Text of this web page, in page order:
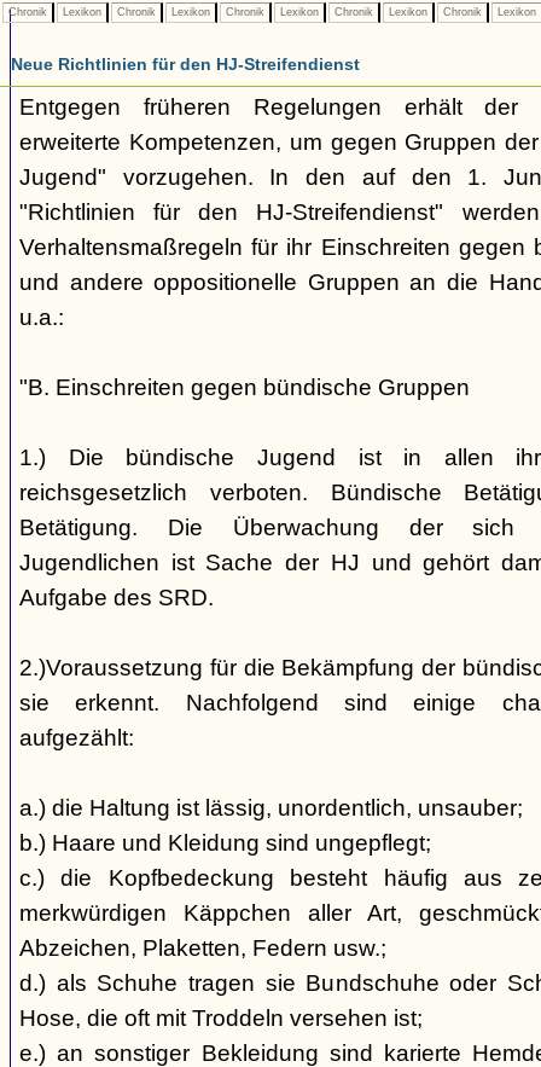
Chronik Lexikon Chronik Lexikon Chronik Lexikon Chronik Lexikon Chronik Lexikon
Neue Richtlinien für den HJ-Streifendienst
Entgegen früheren Regelungen erhält der
erweiterte Kompetenzen, um gegen Gruppen
Jugend" vorzugehen. In den auf den 1.
"Richtlinien für den HJ-Streifendienst"
Verhaltensmaßregeln für ihr Einschreiten gegen
und andere oppositionelle Gruppen an die
u.a.:
"B. Einschreiten gegen bündische Gruppen
1.) Die bündische Jugend ist in allen
reichsgesetzlich verboten. Bündische
Betätigung. Die Überwachung der sich
Jugendlichen ist Sache der HJ und gehört
Aufgabe des SRD.
2.)Voraussetzung für die Bekämpfung der
sie erkennt. Nachfolgend sind einige
aufgezählt:
a.) die Haltung ist lässig, unordentlich, unsauber;
b.) Haare und Kleidung sind ungepflegt;
c.) die Kopfbedeckung besteht häufig aus
merkwürdigen Käppchen aller Art,
Abzeichen, Plaketten, Federn usw.;
d.) als Schuhe tragen sie Bundschuhe oder
Hose, die oft mit Troddeln versehen ist;
e.) an sonstiger Bekleidung sind karierte